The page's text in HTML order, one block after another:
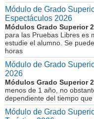
Módulo de Grado
Espectáculos 2026
Módulos Grado Superior
para las Pruebas Libres es
estudie el alumno. Se
horas
Módulo de Grado
2026
Módulos Grado Superior
menos de 1 año, no
dependiente del tiempo
Módulo de Grado